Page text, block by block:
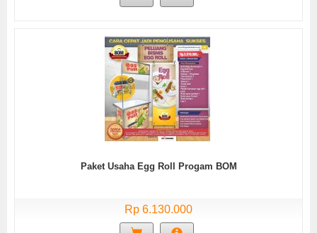
Paket Usaha Egg Roll Progam BOM
Rp 6.130.000